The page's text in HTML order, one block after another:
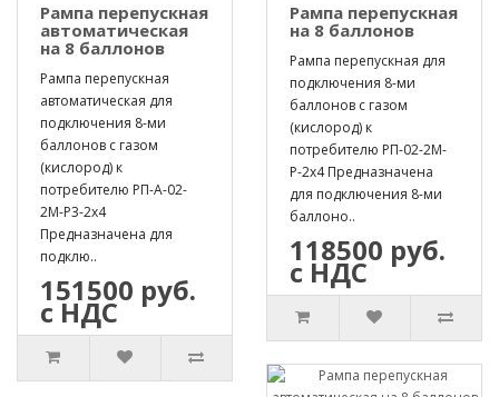
Рампа перепускная
автоматическая
на 8 баллонов
Рампа перепускная
автоматическая для
подключения 8-ми
баллонов с газом
(кислород) к
потребителю РП-А-02-
2М-Р3-2х4
Предназначена для
подклю..
151500 руб.
с НДС
Рампа перепускная
на 8 баллонов
Рампа перепускная для
подключения 8-ми
баллонов с газом
(кислород) к
потребителю РП-02-2М-
Р-2х4 Предназначена
для подключения 8-ми
баллоно..
118500 руб.
с НДС